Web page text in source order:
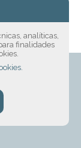
analíticas,
finalidades